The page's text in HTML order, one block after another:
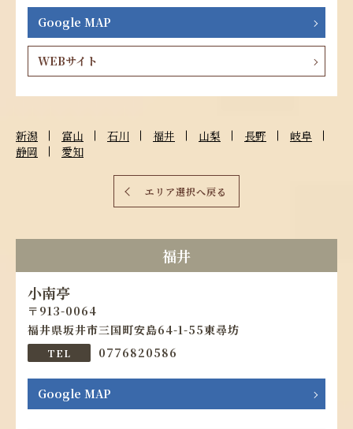
Google MAP
WEBサイト
新潟 富山 石川 福井 山梨 長野
岐阜
静岡
愛知
エリア選択へ戻る
福井
小南亭
913-0064
福井県坂井市三国町安島64-1-55東尋坊
0776820586
Google MAP